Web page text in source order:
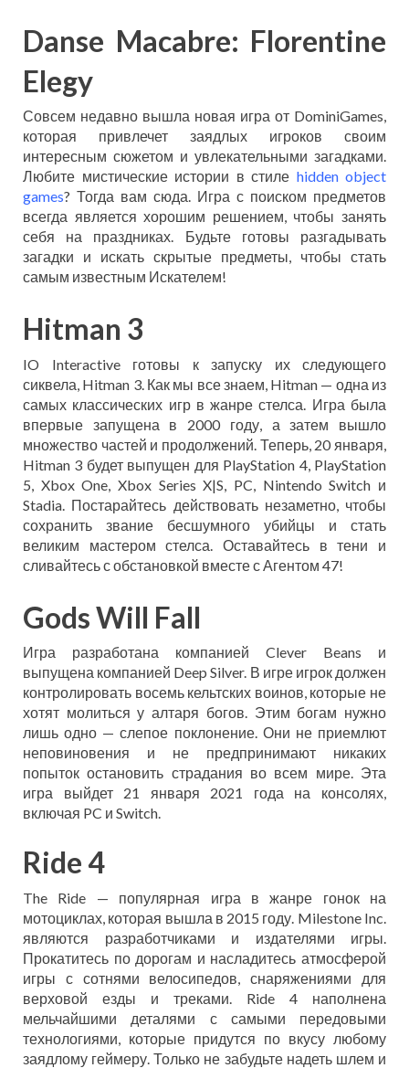
Danse Macabre: Florentine
Elegy
Совсем недавно вышла новая игра от DominiGames,
которая привлечет заядлых игроков своим
интересным сюжетом и увлекательными загадками.
Любите мистические истории в стиле hidden object
games? Тогда вам сюда. Игра с поиском предметов
всегда является хорошим решением, чтобы занять
себя на праздниках. Будьте готовы разгадывать
загадки и искать скрытые предметы, чтобы стать
самым известным Искателем!
Hitman 3
IO Interactive готовы к запуску их следующего
сиквела, Hitman 3. Как мы все знаем, Hitman — одна из
самых классических игр в жанре стелса. Игра была
впервые запущена в 2000 году, а затем вышло
множество частей и продолжений. Теперь, 20 января,
Hitman 3 будет выпущен для PlayStation 4, PlayStation
5, Xbox One, Xbox Series X|S, PC, Nintendo Switch и
Stadia. Постарайтесь действовать незаметно, чтобы
сохранить звание бесшумного убийцы и стать
великим мастером стелса. Оставайтесь в тени и
сливайтесь с обстановкой вместе с Агентом 47!
Gods Will Fall
Игра разработана компанией Clever Beans и
выпущена компанией Deep Silver. В игре игрок должен
контролировать восемь кельтских воинов, которые не
хотят молиться у алтаря богов. Этим богам нужно
лишь одно — слепое поклонение. Они не приемлют
неповиновения и не предпринимают никаких
попыток остановить страдания во всем мире. Эта
игра выйдет 21 января 2021 года на консолях,
включая PC и Switch.
Ride 4
The Ride — популярная игра в жанре гонок на
мотоциклах, которая вышла в 2015 году. Milestone Inc.
являются разработчиками и издателями игры.
Прокатитесь по дорогам и насладитесь атмосферой
игры с сотнями велосипедов, снаряжениями для
верховой езды и треками. Ride 4 наполнена
мельчайшими деталями с самыми передовыми
технологиями, которые придутся по вкусу любому
заядлому геймеру. Только не забудьте надеть шлем и